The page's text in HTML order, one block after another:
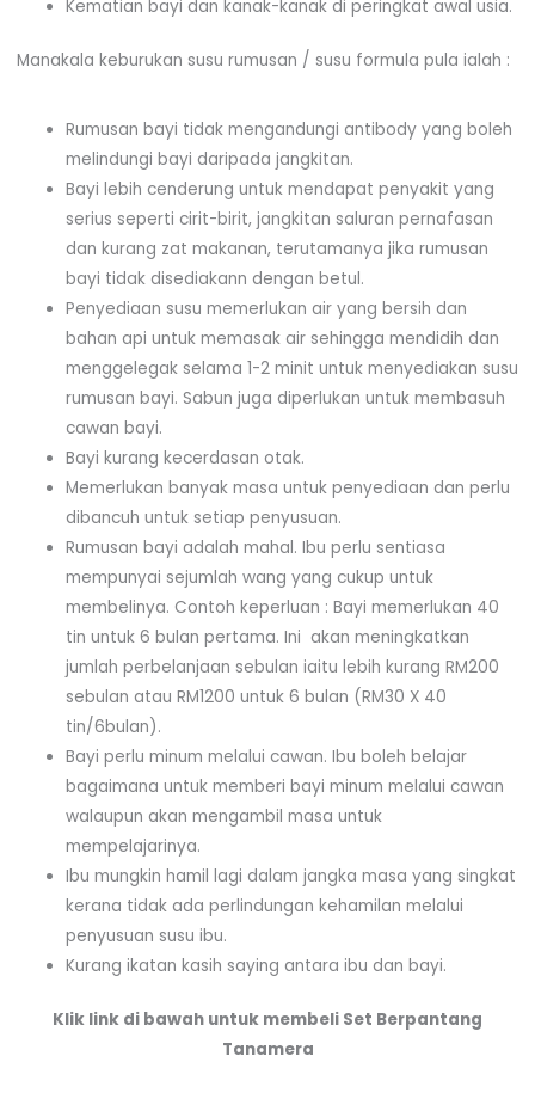
Kematian bayi dan kanak-kanak di peringkat awal usia.
Manakala keburukan susu rumusan / susu formula pula ialah :
Rumusan bayi tidak mengandungi antibody yang boleh
melindungi bayi daripada jangkitan.
Bayi lebih cenderung untuk mendapat penyakit yang
serius seperti cirit-birit, jangkitan saluran pernafasan
dan kurang zat makanan, terutamanya jika rumusan
bayi tidak disediakann dengan betul.
Penyediaan susu memerlukan air yang bersih dan
bahan api untuk memasak air sehingga mendidih dan
menggelegak selama 1-2 minit untuk menyediakan susu
rumusan bayi. Sabun juga diperlukan untuk membasuh
cawan bayi.
Bayi kurang kecerdasan otak.
Memerlukan banyak masa untuk penyediaan dan perlu
dibancuh untuk setiap penyusuan.
Rumusan bayi adalah mahal. Ibu perlu sentiasa
mempunyai sejumlah wang yang cukup untuk
membelinya. Contoh keperluan : Bayi memerlukan 40
tin untuk 6 bulan pertama. Ini akan meningkatkan
jumlah perbelanjaan sebulan iaitu lebih kurang RM200
sebulan atau RM1200 untuk 6 bulan (RM30 X 40
tin/6bulan).
Bayi perlu minum melalui cawan. Ibu boleh belajar
bagaimana untuk memberi bayi minum melalui cawan
walaupun akan mengambil masa untuk
mempelajarinya.
Ibu mungkin hamil lagi dalam jangka masa yang singkat
kerana tidak ada perlindungan kehamilan melalui
penyusuan susu ibu.
Kurang ikatan kasih saying antara ibu dan bayi.
Klik link di bawah untuk membeli Set Berpantang
Tanamera